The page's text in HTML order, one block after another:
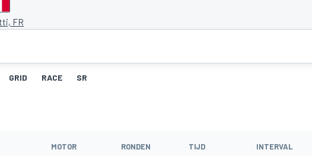
FR
GRID RACE SR
MOTOR RONDEN TIJD INTERVAL